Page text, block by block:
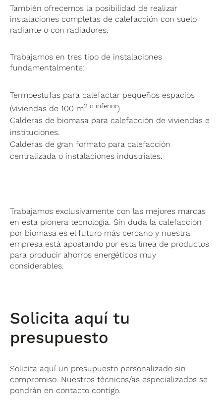
También ofrecemos la posibilidad de realizar
instalaciones completas de calefacción con suelo
radiante o con radiadores.
Trabajamos en tres tipo de instalaciones
fundamentalmente:
Termoestufas para calefactar pequeños espacios
(viviendas de 100 m2 o inferior)
Calderas de biomasa para calefacción de viviendas e
instituciones.
Calderas de gran formato para calefacción
centralizada o instalaciones industriales.
Trabajamos exclusivamente con las mejores marcas
en esta pionera tecnología. Sin duda la calefacción
por biomasa es el futuro más cercano y nuestra
empresa está apostando por esta línea de productos
para producir ahorros energéticos muy
considerables.
Solicita aquí tu
presupuesto
Solicita aquí un presupuesto personalizado sin
compromiso. Nuestros técnicos/as especializados se
pondrán en contacto contigo.